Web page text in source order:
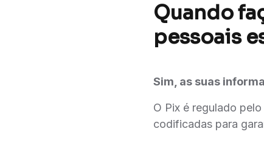
Quando
pessoais
Sim, as suas
O Pix é regulado
codificadas para